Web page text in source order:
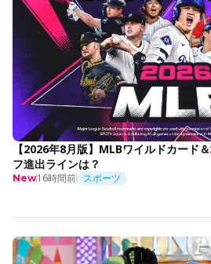
【2026年8月版】MLBワイルドカード
フ進出ラインは？
New16時間前 スポーツ